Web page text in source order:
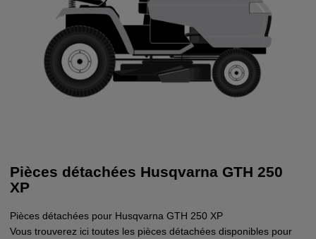
Pièces détachées Husqvarna GTH 250
XP
Pièces détachées pour Husqvarna GTH 250 XP
Vous trouverez ici toutes les pièces détachées disponibles pour